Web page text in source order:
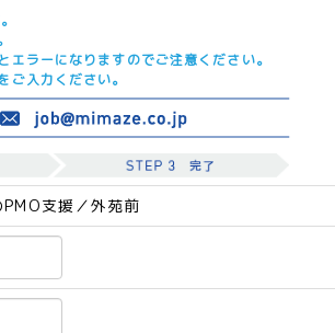
ラーになりますのでご注意ください。
入力ください。
支援／外苑前